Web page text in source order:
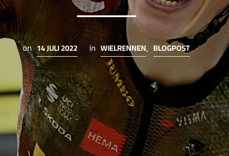
on 14 JULI 2022 in WIELRENNEN, BLOGPOST